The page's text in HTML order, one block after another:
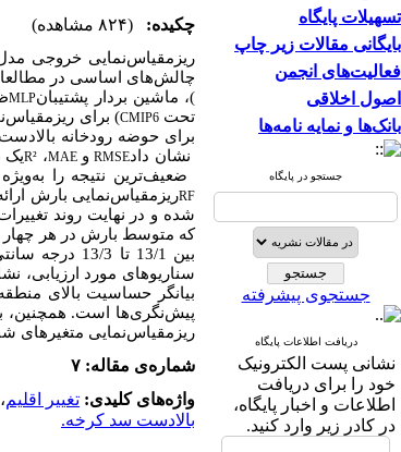
تسهیلات پایگاه
بایگانی مقالات زیر چاپ
فعالیت‌های انجمن
اصول اخلاقی
بانک‌ها و نمایه نامه‌ها
جستجو در پایگاه
جستجوی پیشرفته
دریافت اطلاعات پایگاه
نشانی پست الکترونیک
خود را برای دریافت
اطلاعات و اخبار پایگاه،
در کادر زیر وارد کنید.
چکیده: (۸۲۴ مشاهده)
ریز‌مقیاس‌نمایی خروجی
چالش‌های اساسی در
MLP)، ماشین بردار پشتیبان
) برایCMIP6 تحت
یک دوره ۲۰ ساله برای آموزش و دورهR² ،MAEوRMSEنشان داد
ضعیف‌ترین نتیجه را به‌ویژه
ریزمقیاس‌نمایی بارشRF
شده و در نهایت روند
بین 13/1 تا
سناریوهای مورد ارزیابی،
بیانگر حساسیت بالای
پیش‌نگری‌ها است. همچنین،
ریزمقیاس‌نمایی متغیرهای
شماره‌ی مقاله: ۷
واژه‌های کلیدی: تغییر اقلیم،
بالادست سد کرخه.